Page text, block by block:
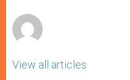
View all articles